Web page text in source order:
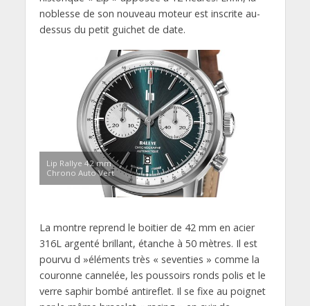
noblesse de son nouveau moteur est inscrite au-
dessus du petit guichet de date.
Lip Rallye 42 mm
Chrono Auto Vert
La montre reprend le boitier de 42 mm en acier
316L argenté brillant, étanche à 50 mètres. Il est
pourvu d »éléments très « seventies » comme la
couronne cannelée, les poussoirs ronds polis et le
verre saphir bombé antireflet. Il se fixe au poignet